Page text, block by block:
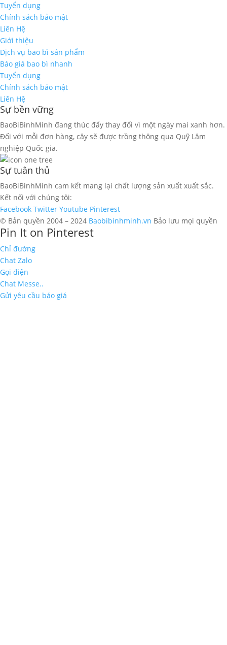
Tuyển dụng
Chính sách bảo mật
Liên Hệ
Giới thiệu
Dịch vụ bao bì sản phẩm
Báo giá bao bì nhanh
Tuyển dụng
Chính sách bảo mật
Liên Hệ
Sự bền vững
BaoBiBinhMinh đang thúc đẩy thay đổi vì một ngày mai xanh hơn.
Đối với mỗi đơn hàng, cây sẽ được trồng thông qua Quỹ Lâm
nghiệp Quốc gia.
Sự tuân thủ
BaoBiBinhMinh cam kết mang lại chất lượng sản xuất xuất sắc.
Kết nối với chúng tôi:
Facebook Twitter Youtube Pinterest
© Bản quyền 2004 – 2024 Baobibinhminh.vn Bảo lưu mọi quyền
Pin It on Pinterest
Chỉ đường
Chat Zalo
Gọi điện
Chat Messe..
Gửi yêu cầu báo giá